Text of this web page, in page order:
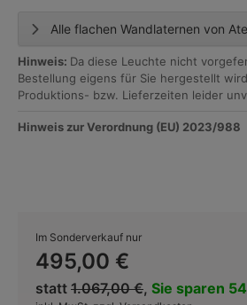
Alle flachen Wandlaternen von
Hinweis: Da diese Leuchte nicht
Bestellung eigens für Sie hergestellt
Produktions- bzw. Lieferzeiten leider
Hinweis zur Verordnung (EU) 2023/988
Im Sonderverkauf nur
495,00 €
statt 1.067,00 €, Sie sparen